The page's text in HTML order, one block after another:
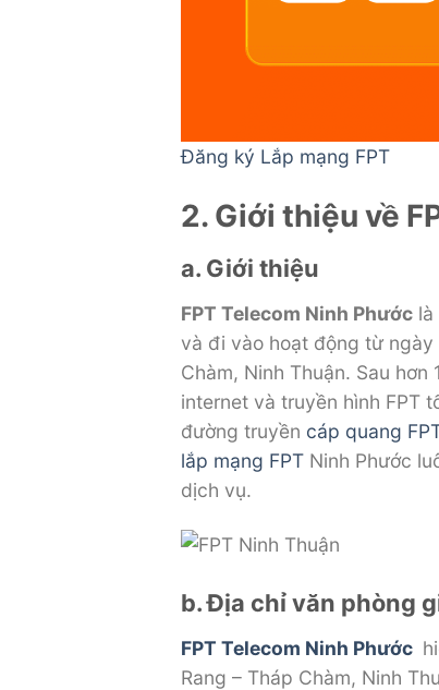
Đăng ký Lắp mạng FPT
2. Giới thiệu về
a. Giới thiệu
FPT Telecom Ninh Phước là
và đi vào hoạt động từ
Chàm, Ninh Thuận. Sau
internet và truyền hình FPT
đường truyền cáp quang
lắp mạng FPT Ninh Phước
dịch vụ.
b. Địa chỉ văn phòng
FPT Telecom Ninh Phước
Rang – Tháp Chàm, Ninh